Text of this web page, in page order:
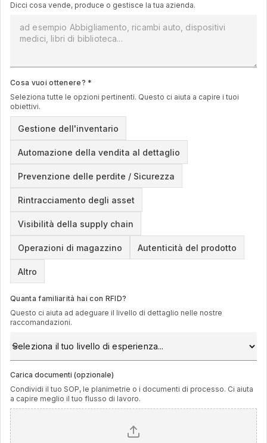
Dicci cosa vende, produce o gestisce la tua azienda.
Cosa vuoi ottenere? *
Seleziona tutte le opzioni pertinenti. Questo ci aiuta a capire i tuoi
obiettivi.
Gestione dell'inventario
Automazione della vendita al dettaglio
Prevenzione delle perdite / Sicurezza
Rintracciamento degli asset
Visibilità della supply chain
Operazioni di magazzino Autenticità del prodotto
Altro
Quanta familiarità hai con RFID?
Questo ci aiuta ad adeguare il livello di dettaglio nelle nostre
raccomandazioni.
Carica documenti (opzionale)
Condividi il tuo SOP, le planimetrie o i documenti di processo. Ci aiuta
a capire meglio il tuo flusso di lavoro.